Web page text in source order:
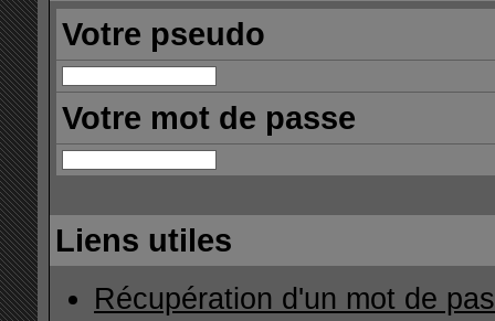
Votre pseudo
Votre mot de passe
Liens utiles
Récupération d'un mot de